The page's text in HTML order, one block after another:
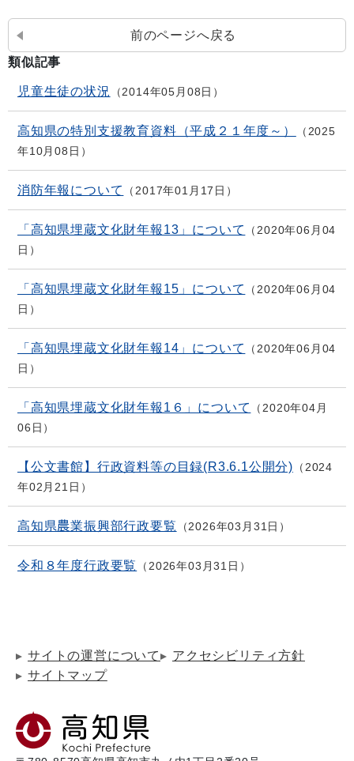
前のページへ戻る
類似記事
児童生徒の状況 2014年05月08日
高知県の特別支援教育資料（平成２１年度～）
2025
年10月08日
消防年報について 2017年01月17日
「高知県埋蔵文化財年報13」について
2020年06月04
日
「高知県埋蔵文化財年報15」について
2020年06月04
日
「高知県埋蔵文化財年報14」について
2020年06月04
日
「高知県埋蔵文化財年報1６」について
2020年04月
06日
【公文書館】行政資料等の目録(R3.6.1公開分)
2024
年02月21日
高知県農業振興部行政要覧 2026年03月31日
令和８年度行政要覧 2026年03月31日
サイトの運営について
アクセシビリティ方針
サイトマップ